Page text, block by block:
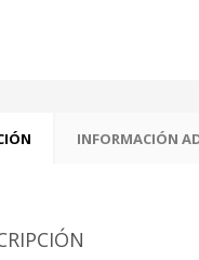
INFORMACIÓN